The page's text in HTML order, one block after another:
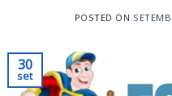
POSTED ON
30
set